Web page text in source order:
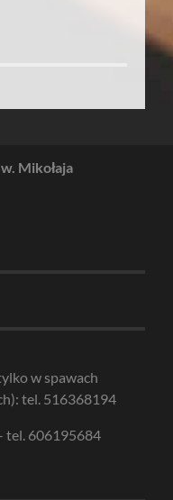
Mikołaja
w spawach
tel. 516368194
tel. 606195684